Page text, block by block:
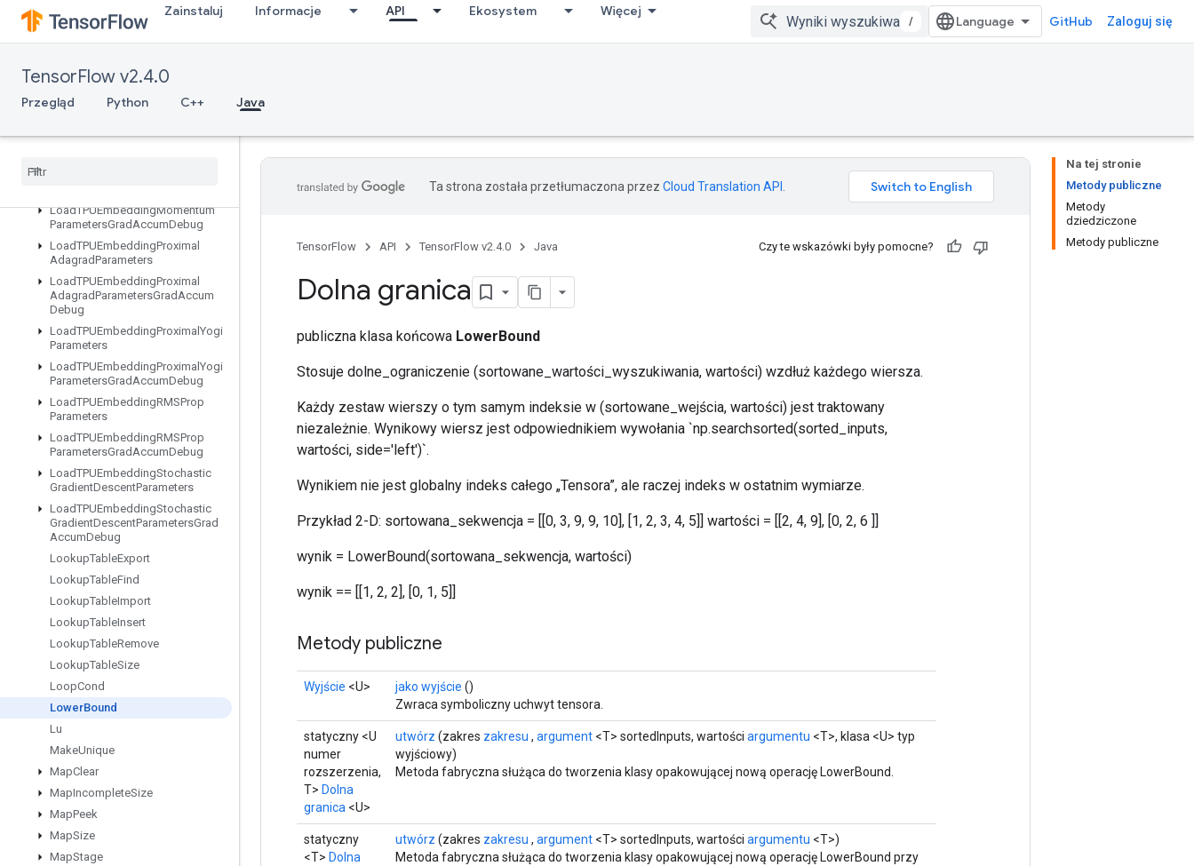
Zainstaluj Informacje API Ekosystem Więcej
/ GitHub Zaloguj się
TensorFlow v2.4.0
Przegląd Python C++ Java
LoadTPUEmbeddingAdadeltaParametersGradAccumDebug
LoadTPUEmbeddingAdagradParameters
LoadTPUEmbeddingCenteredRMSPropParameters
LoadTPUEmbeddingFTRLParameters
LoadTPUEmbedding
LoadTPUEmbeddingMomentum
ParametersGradAccumDebug
LoadTPUEmbeddingProximal
AdagradParameters
LoadTPUEmbeddingProximal
AdagradParametersGradAccum
Debug
LoadTPUEmbeddingProximal Yogi
Parameters
LoadTPUEmbeddingProximal Yogi
ParametersGradAccumDebug
LoadTPUEmbeddingRMSProp
Parameters
LoadTPUEmbeddingRMSProp
ParametersGradAccumDebug
LoadTPUEmbeddingStochastic
GradientDescentParameters
LoadTPUEmbeddingStochastic
GradientDescentParametersGrad
AccumDebug
LookupTableExport
LookupTableFind
LookupTableImport
LookupTableInsert
LookupTableRemove
LookupTableSize
LoopCond
LowerBound
Lu
MakeUnique
MapClear
MapIncompleteSize
MapPeek
MapSize
MapStage
Na tej stronie
Metody publiczne
Metody
dziedziczone
Metody publiczne
Ta strona została przetłumaczona przez Cloud Translation API
TensorFlow API TensorFlow v2.4.0 Java Czy te wskazówki były pomocne?
Dolna granica
publiczna klasa końcowa LowerBound
Stosuje dolne_ograniczenie (sortowane_wartości_wyszukiwania, wartości) wzdłuż każdego wiersza.
Każdy zestaw wierszy o tym samym indeksie w (sortowane_wejścia, wartości) jest traktowany
niezależnie. Wynikowy wiersz jest odpowiednikiem wywołania `np.searchsorted(sorted_inputs,
wartości, side='left')`.
Wynikiem nie jest globalny indeks całego „Tensora”, ale raczej indeks w ostatnim wymiarze.
Przykład 2-D: sortowana_sekwencja = [[0, 3, 9, 9, 10], [1, 2, 3, 4, 5]] wartości = [[2, 4, 9], [0, 2, 6 ]]
wynik = LowerBound(sortowana_sekwencja, wartości)
wynik == [[1, 2, 2], [0, 1, 5]]
Metody publiczne
Wyjście <U> jako wyjście ()
Zwraca symboliczny uchwyt tensora.
statyczny <U
numer
rozszerzenia,
T> Dolna
granica <U>
utwórz (zakres zakresu , argument <T> sortedInputs, wartości argumentu <T>, klasa <U> typ
wyjściowy)
Metoda fabryczna służąca do tworzenia klasy opakowującej nową operację LowerBound.
statyczny
<T> Dolna
utwórz (zakres zakresu , argument <T> sortedInputs, wartości argumentu <T>)
Metoda fabryczna służąca do tworzenia klasy opakowującej nową operację LowerBound przy